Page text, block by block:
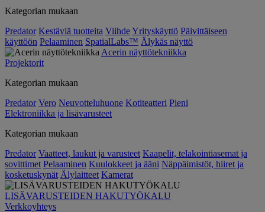
Kategorian mukaan
Predator Kestäviä tuotteita ViihdeYrityskäyttö Päivittäiseen
käyttöön Pelaaminen SpatialLabs™ Älykäs näyttö
Acerin näyttötekniikka
Projektorit
Kategorian mukaan
Predator Vero Neuvotteluhuone Kotiteatteri Pieni
Elektroniikka ja lisävarusteet
Kategorian mukaan
Predator Vaatteet, laukut ja varusteet Kaapelit, telakointiasemat ja
sovittimet Pelaaminen Kuulokkeet ja ääni Näppäimistöt, hiiret ja
kosketuskynät Älylaitteet Kamerat
LISÄVARUSTEIDEN HAKUTYÖKALU
Verkkoyhteys